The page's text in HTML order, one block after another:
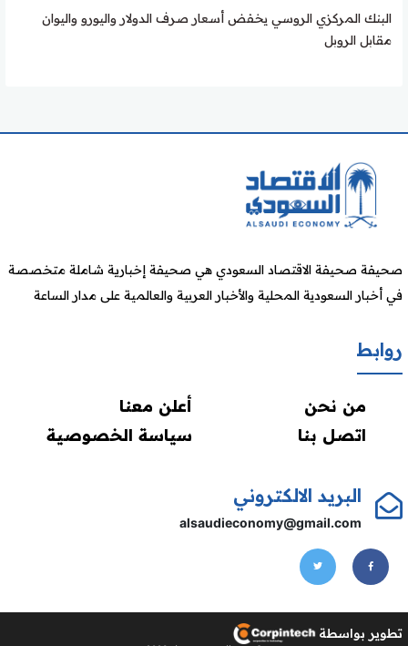
البنك المركزي الروسي يخفض أسعار صرف الدولار واليورو واليوان
مقابل الروبل
صحيفة صحيفة الاقتصاد السعودي هي صحيفة إخبارية شاملة متخصصة
في أخبار السعودية المحلية والأخبار العربية والعالمية على مدار الساعة
روابط
من نحن
أعلن معنا
اتصل بنا
سياسة الخصوصية
البريد الالكتروني
alsaudieconomy@gmail.com
تطوير بواسطة